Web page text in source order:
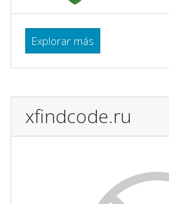
Explorar más
xfindcode.ru